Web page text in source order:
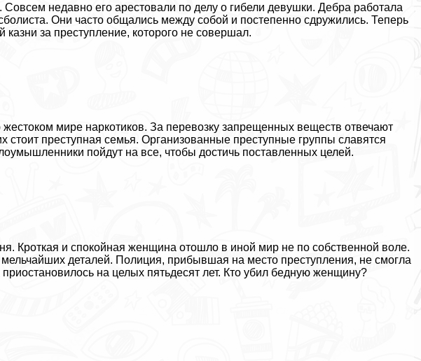
недавно его арестовали по делу о гибели дeвyшки. Дебра работала
Они часто общались между собой и постепенно сдружились. Теперь
за преступление, которого не совершал.
мире наркотиков. За перевозку запрещенных веществ отвечают
стоит преступная семья. Организованные преступные группы славятся
пойдут на все, чтобы достичь поставленных целей.
Кроткая и спокойная женщина отошло в иной мир не по собственной воле.
деталей. Полиция, прибывшая на место преступления, не смогла
на целых пятьдесят лет. Кто убил бедную женщину?